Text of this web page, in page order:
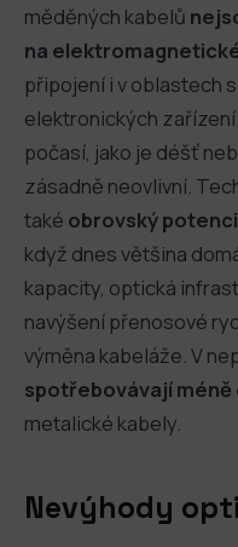
měděných kabelů
na
připojení i v oblastech
elektronických
počasí, jako je déšť
zásadně neovlivní.
také obrovský
když dnes většina
kapacity, optická
navýšení přenosové
výměna kabeláže. V
spotřebovávají méně
metalické kabely.
Nevýhody